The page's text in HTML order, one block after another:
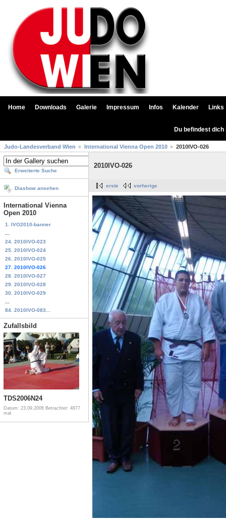
Home Downloads Galerie Impressum Infos Kalender Links
Du befindest
Judo-Landesverband Wien International Vienna Open 2010 2010IVO-026
Erweiterte Suche
Diashow ansehen
International Vienna
Open 2010
1. IVO2010-banner
24. 2010IVO-023
25. 2010IVO-024
26. 2010IVO-025
27. 2010IVO-026
28. 2010IVO-027
29. 2010IVO-028
30. 2010IVO-029
84. 2010IVO-083...
Zufallsbild
TDS2006N24
Datum: 23.09.2006 Betrachtet: 4877
mal
2010IVO-026
erste vorherige